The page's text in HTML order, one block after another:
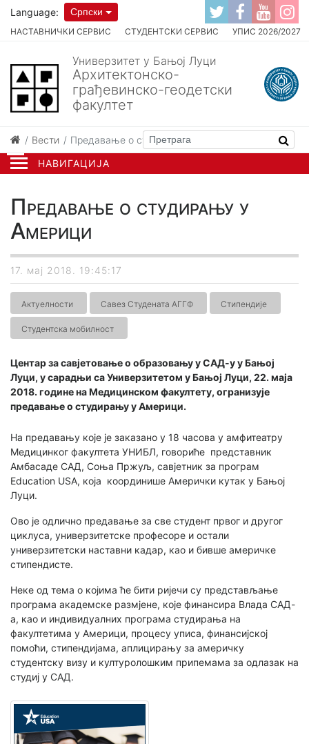
НАВИГАЦИЈА
НАСТАВНИЧКИ СЕРВИС СТУДЕНТСКИ СЕРВИС УПИС 2026/2027
Language: Српски
Универзитет у Бањој Луци
Архитектонско-
грађевинско-геодетски
факултет
Вести Предавање о студирању у Америци
Предавање о студирању у
Америци
17. мај 2018. 19:45:17
Актуелности Савез Студената АГГФ Стипендије
Студентска мобилност
Центар за савјетовање о образовању у САД-у у Бањој
Луци, у сарадњи са Универзитетом у Бањој Луци, 22. маја
2018. године на Медицинском факултету, огранизује
предавање о студирању у Америци.
На предавању које је заказано у 18 часова у амфитеатру
Медицинког факултета УНИБЛ, говориће представник
Амбасаде САД, Соња Пржуљ, савјетник за програм
Education USA, којa координише Амерички кутак у Бањој
Луци.
Ово је одлично предавање за све студент првог и другог
циклуса, универзитетске професоре и остали
универзитетски наставни кадар, као и бивше америчке
стипендисте.
Неке од тема о којима ће бити ријечи су представљање
програма академске размјене, које финансира Влада САД-
а, као и индивидуалних програма студирања на
факултетима у Америци, процесу уписа, финансијској
помоћи, стипендијама, аплицирању за америчку
студентску визу и културолошким припемама за одлазак на
студиј у САД.